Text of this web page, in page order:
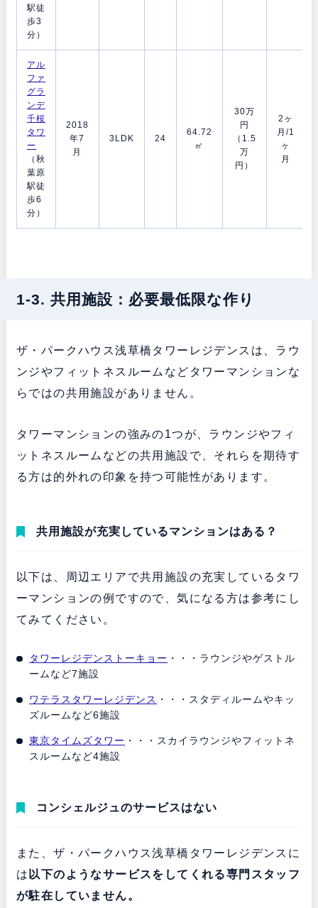
駅徒
歩3
分）
アル
ファ
グラ
ンデ
千桜
タワ
ー
（秋
葉原
駅徒
歩6
分）
2018
年7
月
3LDK 24
64.72
㎡
30万
円
（1.5
万
円）
2ヶ
月/1
ヶ
月
1-3. 共用施設：必要最低限な作り
ザ・パークハウス浅草橋タワーレジデンスは、ラウ
ンジやフィットネスルームなどタワーマンションな
らではの共用施設がありません。
タワーマンションの強みの1つが、ラウンジやフィ
ットネスルームなどの共用施設で、それらを期待す
る方は的外れの印象を持つ可能性があります。
共用施設が充実しているマンションはある？
以下は、周辺エリアで共用施設の充実しているタワ
ーマンションの例ですので、気になる方は参考にし
てみてください。
タワーレジデンストーキョー ・・・ラウンジやゲストル
ームなど7施設
ワテラスタワーレジデンス ・・・スタディルームやキッ
ズルームなど6施設
東京タイムズタワー ・・・スカイラウンジやフィットネ
スルームなど4施設
コンシェルジュのサービスはない
また、ザ・パークハウス浅草橋タワーレジデンスに
は 以下のようなサービスをしてくれる専門スタッフ
が駐在していません。